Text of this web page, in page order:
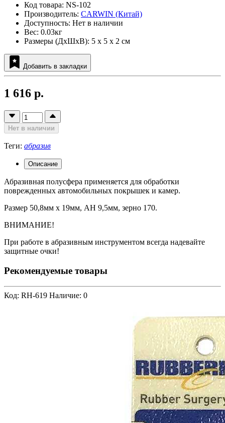
Код товара: NS-102
Производитель: CARWIN (Китай)
Доступность: Нет в наличии
Вес: 0.03кг
Размеры (ДxШxВ): 5 x 5 x 2 см
Добавить в закладки
1 616 р.
Нет в наличии
Теги: абразив
Описание
Абразивная полусфера применяется для обработки
поврежденных автомобильных покрышек и камер.
Размер 50,8мм х 19мм, AH 9,5мм, зерно 170.
ВНИМАНИЕ!
При работе в абразивным инструментом всегда надевайте
защитные очки!
Рекомендуемые товары
Код: RH-619 Наличие: 0